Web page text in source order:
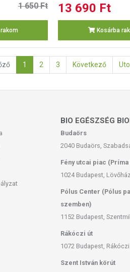
1 650 Ft 13 690 Ft
Kosárba
1 2 3 Következő
BIO EGÉSZSÉG
Budaörs
2040 Budaörs,
Fény utcai piac
1024 Budapest,
Pólus Center (Pólus
szemben)
1152 Budapest,
Rákóczi út
1072 Budapest, Rákóczi
Szent István körút